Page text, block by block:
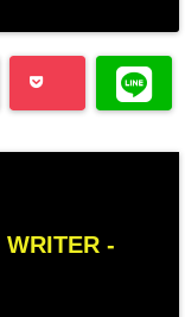
WRITER -